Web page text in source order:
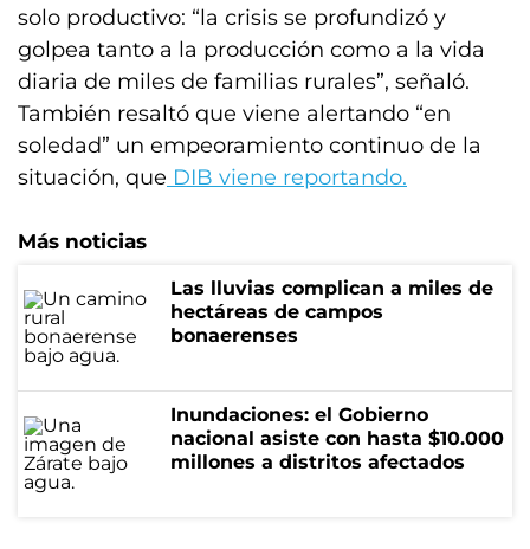
solo productivo: “la crisis se profundizó y
golpea tanto a la producción como a la vida
diaria de miles de familias rurales”, señaló.
También resaltó que viene alertando “en
soledad” un empeoramiento continuo de la
situación, que DIB viene reportando.
Más noticias
Las lluvias complican a miles de
hectáreas de campos
bonaerenses
Inundaciones: el Gobierno
nacional asiste con hasta $10.000
millones a distritos afectados